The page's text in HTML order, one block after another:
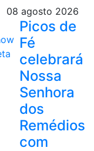
08 agosto 2026
Picos de
Fé
celebrará
Nossa
Senhora
dos
Remédios
com